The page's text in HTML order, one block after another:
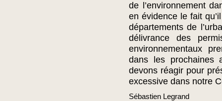
de l’environnement
en évidence le fait
départements de
délivrance des
environnementaux
dans les prochaines
devons réagir pour
excessive dans notre
Sébastien Legrand